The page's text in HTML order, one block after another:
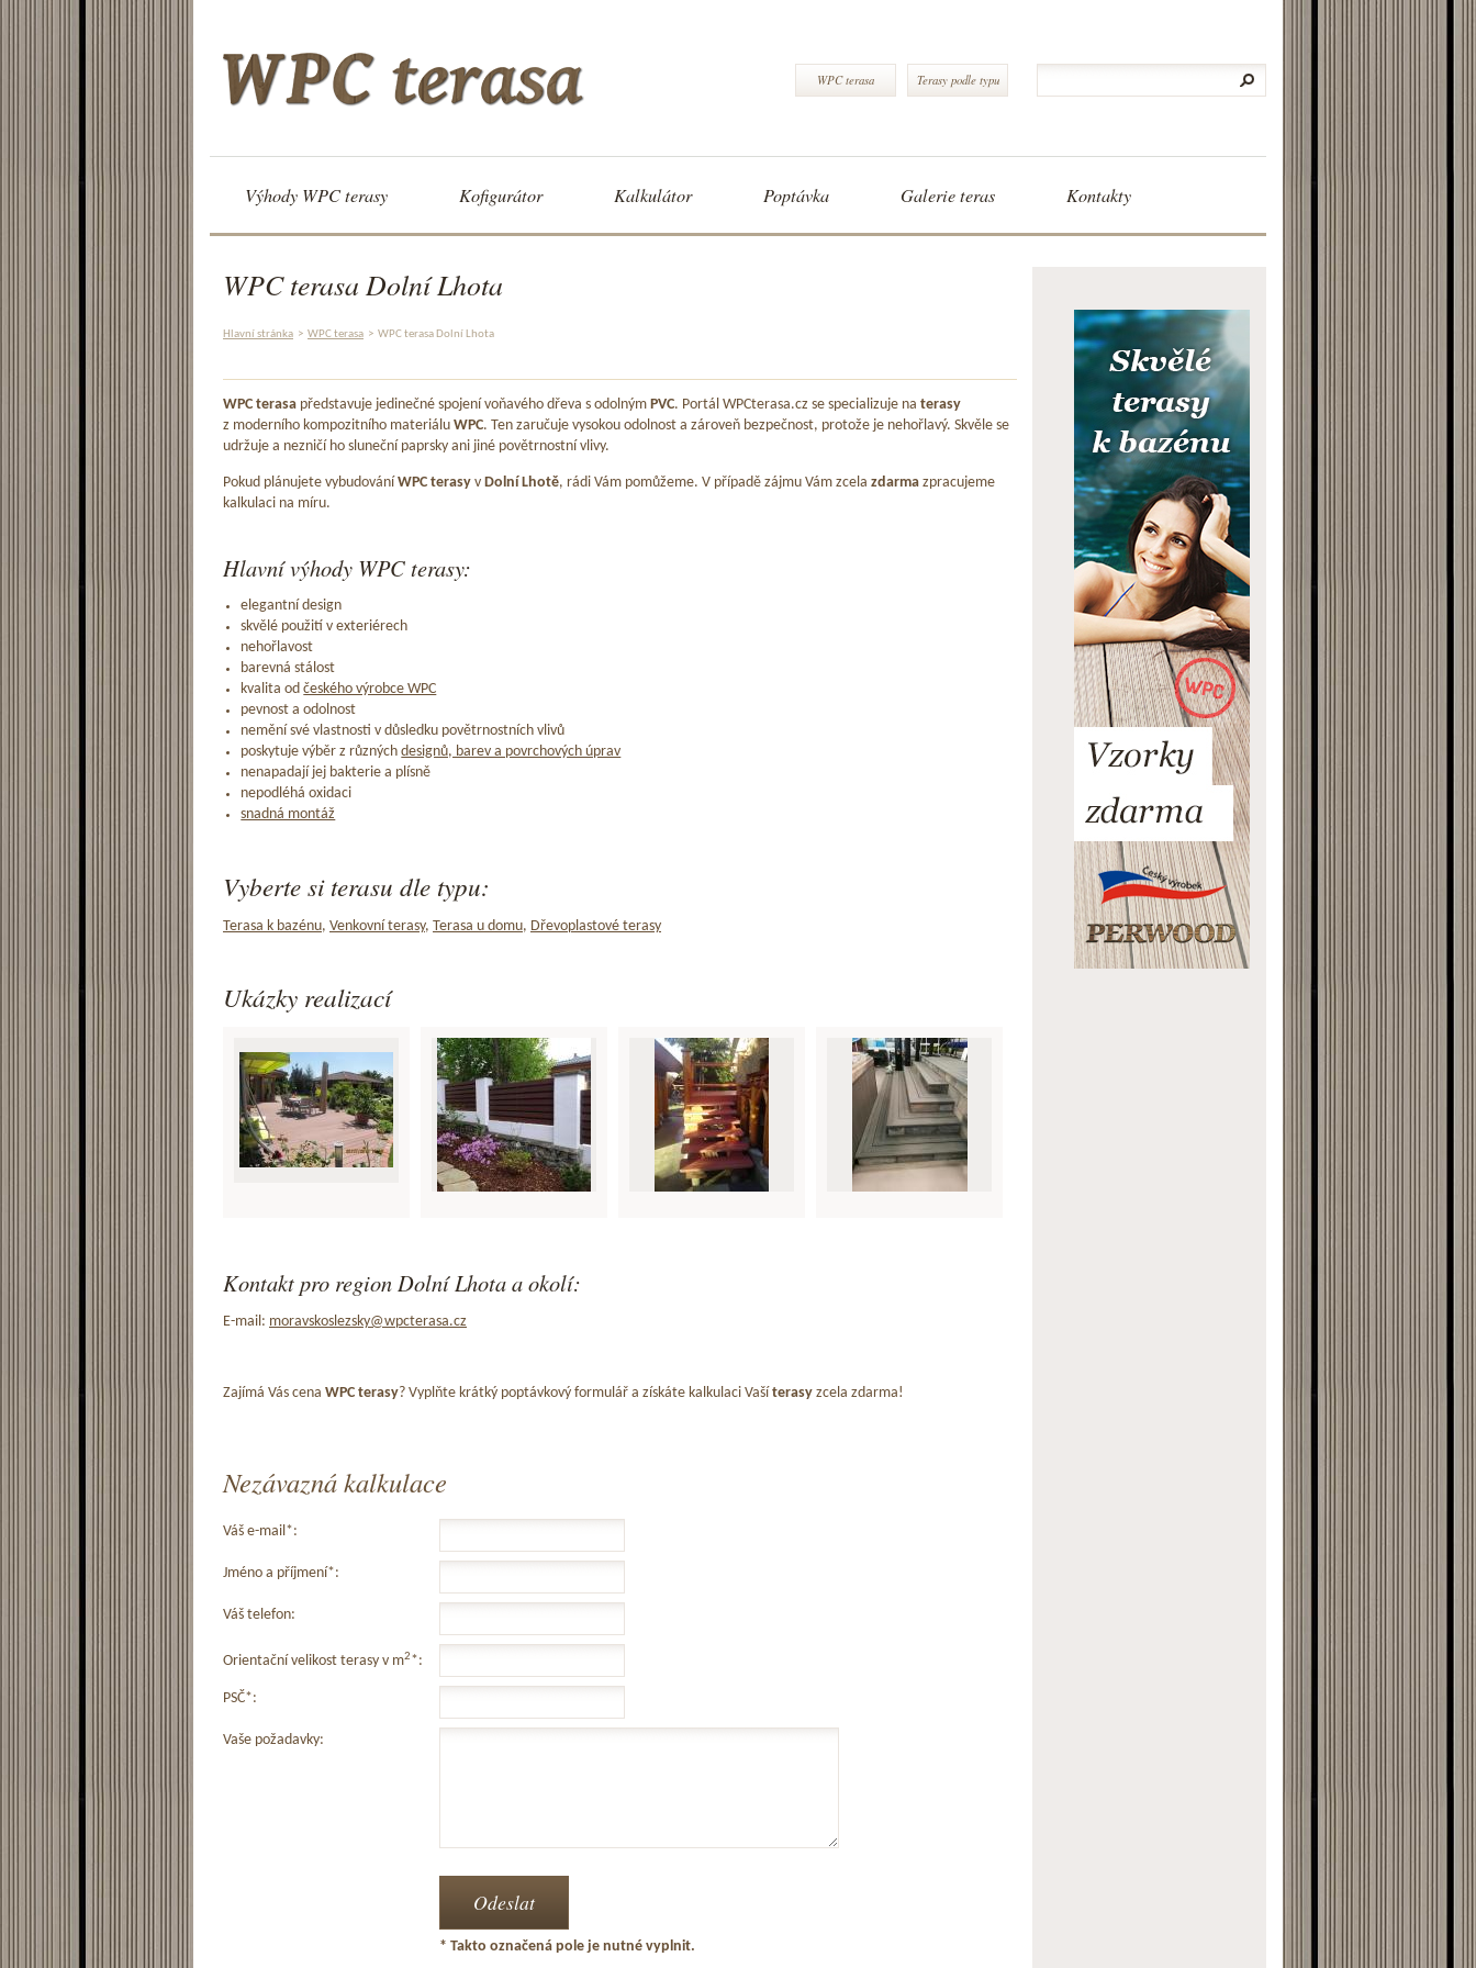
WPC terasa Terasy podle typu
Výhody WPC terasy Kofigurátor Kalkulátor Poptávka Galerie teras Kontakty
WPC terasa Dolní Lhota
Hlavní stránka > WPC terasa > WPC terasa Dolní Lhota
WPC terasa představuje jedinečné spojení voňavého dřeva s odolným PVC. Portál WPCterasa.cz se specializuje na terasy
z moderního kompozitního materiálu WPC. Ten zaručuje vysokou odolnost a zároveň bezpečnost, protože je nehořlavý. Skvěle se
udržuje a nezničí ho sluneční paprsky ani jiné povětrnostní vlivy.
Pokud plánujete vybudování WPC terasy v Dolní Lhotě, rádi Vám pomůžeme. V případě zájmu Vám zcela zdarma zpracujeme
kalkulaci na míru.
Hlavní výhody WPC terasy:
elegantní design
skvělé použití v exteriérech
nehořlavost
barevná stálost
kvalita odčeského výrobce WPC
pevnost a odolnost
nemění své vlastnosti v důsledku povětrnostních vlivů
poskytuje výběr z různýchdesignů, barev a povrchových úprav
nenapadají jej bakterie a plísně
nepodléhá oxidaci
snadná montáž
Vyberte si terasu dle typu:
Terasa k bazénu, Venkovní terasy, Terasa u domu, Dřevoplastové terasy
Ukázky realizací
Kontakt pro region Dolní Lhota a okolí:
E-mail: moravskoslezsky@wpcterasa.cz
Zajímá Vás cena WPC terasy? Vyplňte krátký poptávkový formulář a získáte kalkulaci Vaší terasy zcela zdarma!
Nezávazná kalkulace
Váš e-mail*:
Jméno a příjmení*:
Váš telefon:
Orientační velikost terasy v m2*:
PSČ*:
Vaše požadavky:
* Takto označená pole je nutné vyplnit.